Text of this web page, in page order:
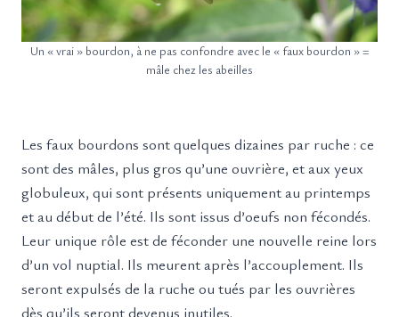
Un « vrai » bourdon, à ne pas confondre avec le « faux bourdon » =
mâle chez les abeilles
Les faux bourdons sont quelques dizaines par ruche : ce
sont des mâles, plus gros qu’une ouvrière, et aux yeux
globuleux, qui sont présents uniquement au printemps
et au début de l’été. Ils sont issus d’oeufs non fécondés.
Leur unique rôle est de féconder une nouvelle reine lors
d’un vol nuptial. Ils meurent après l’accouplement. Ils
seront expulsés de la ruche ou tués par les ouvrières
dès qu’ils seront devenus inutiles.